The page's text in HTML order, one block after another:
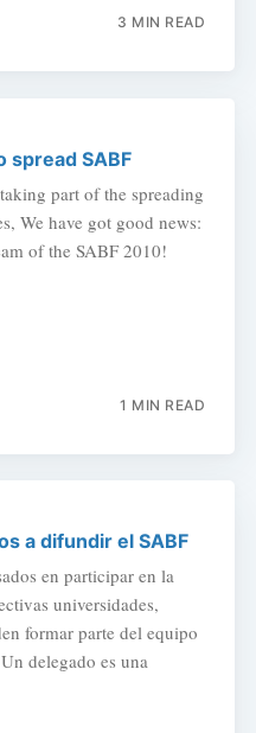
3 MIN READ
spread SABF
part of the spreading
We have got good news:
of the SABF 2010!
1 MIN READ
a difundir el SABF
en participar en la
universidades,
formar parte del equipo
delegado es una